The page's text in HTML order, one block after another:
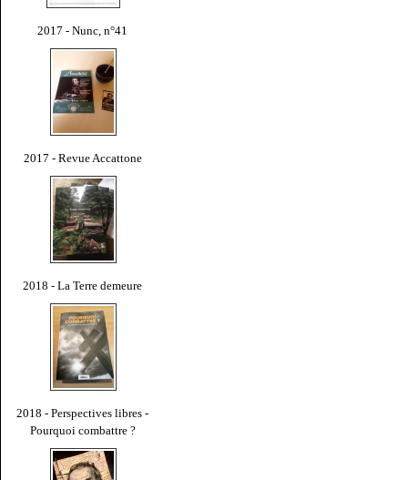
2017 - Nunc, n°41
2017 - Revue Accattone
2018 - La Terre demeure
2018 - Perspectives libres -
Pourquoi combattre ?